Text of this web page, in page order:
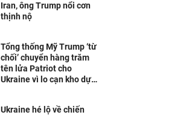
Iran, ông Trump nổi cơn
thịnh nộ
Tổng thống Mỹ Trump ‘từ
chối’ chuyển hàng trăm
tên lửa Patriot cho
Ukraine vì lo cạn kho dự
Ukraine hé lộ về chiến